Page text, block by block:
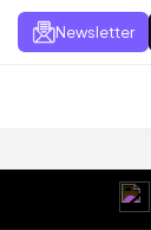
Newsletter